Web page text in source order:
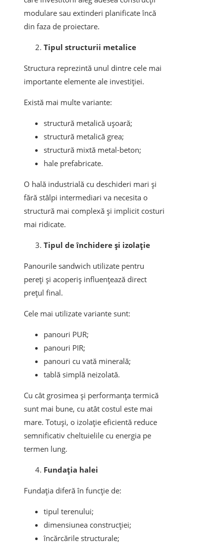
modulare sau extinderi planificate încă
din faza de proiectare.
Tipul structurii metalice
Structura reprezintă unul dintre cele mai
importante elemente ale investiției.
Există mai multe variante:
structură metalică ușoară;
structură metalică grea;
structură mixtă metal-beton;
hale prefabricate.
O hală industrială cu deschideri mari și
fără stâlpi intermediari va necesita o
structură mai complexă și implicit costuri
mai ridicate.
Tipul de închidere și izolație
Panourile sandwich utilizate pentru
pereți și acoperiș influențează direct
prețul final.
Cele mai utilizate variante sunt:
panouri PUR;
panouri PIR;
panouri cu vată minerală;
tablă simplă neizolată.
Cu cât grosimea și performanța termică
sunt mai bune, cu atât costul este mai
mare. Totuși, o izolație eficientă reduce
semnificativ cheltuielile cu energia pe
termen lung.
Fundația halei
Fundația diferă în funcție de:
tipul terenului;
dimensiunea construcției;
încărcările structurale;